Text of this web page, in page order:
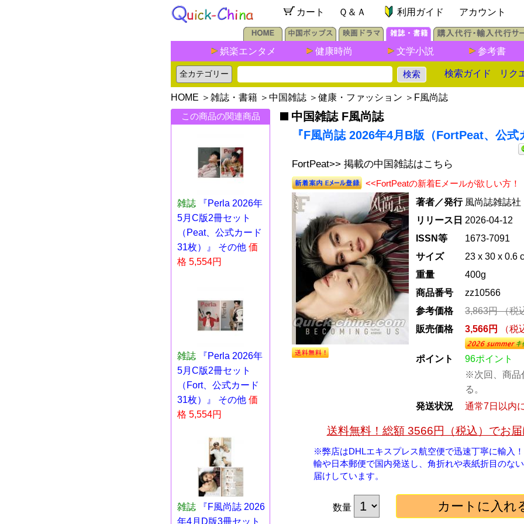
カート Ｑ＆Ａ 利用ガイド アカウント
娯楽エンタメ 健康時尚 文学小説 参考書
検索ガイド リク
HOME ＞ 雑誌・書籍 ＞ 中国雑誌 ＞ 健康・ファッション ＞ F風尚誌
この商品の関連商品
雑誌
『Perla 2026年
5月C版2冊セット
（Peat、公式カード
31枚）』 その他 価
格 5,554円
雑誌
『Perla 2026年
5月C版2冊セット
（Fort、公式カード
31枚）』 その他 価
格 5,554円
雑誌
『F風尚誌 2026
年4月D版3冊セット
中国雑誌 F風尚誌
『F風尚誌 2026年4月B版（FortPeat、公式
FortPeat>> 掲載の中国雑誌はこちら
<<FortPeatの新着Eメールが欲しい方！
著者／発行 風尚誌雑誌社
リリース日 2026-04-12
ISSN等
1673-7091
サイズ
23 x 30 x 0.6
重量
400g
商品番号
zz10566
参考価格
3,863円（税
販売価格
3,566円 （
ポイント
96ポイント
※次回、商品
る。
発送状況
通常7日以内
送料無料！総額 3566円（税込）でお
※弊店はDHLエキスプレス航空便で迅速丁寧に輸入
輸や日本郵便で国内発送し、角折れや表紙折目のな
届けしています。
数量